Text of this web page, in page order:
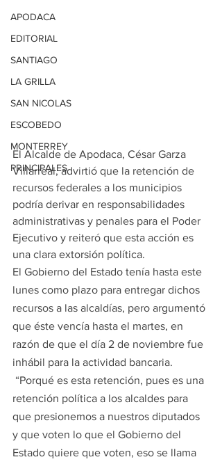
APODACA
EDITORIAL
SANTIAGO
LA GRILLA
SAN NICOLAS
ESCOBEDO
MONTERREY
PRINCIPALES
El Alcalde de Apodaca, César Garza
Villarreal, advirtió que la retención de
recursos federales a los municipios
podría derivar en responsabilidades
administrativas y penales para el Poder
Ejecutivo y reiteró que esta acción es
una clara extorsión política.
El Gobierno del Estado tenía hasta este
lunes como plazo para entregar dichos
recursos a las alcaldías, pero argumentó
que éste vencía hasta el martes, en
razón de que el día 2 de noviembre fue
inhábil para la actividad bancaria.
retención política a los alcaldes para
que presionemos a nuestros diputados
y que voten lo que el Gobierno del
Estado quiere que voten, eso se llama